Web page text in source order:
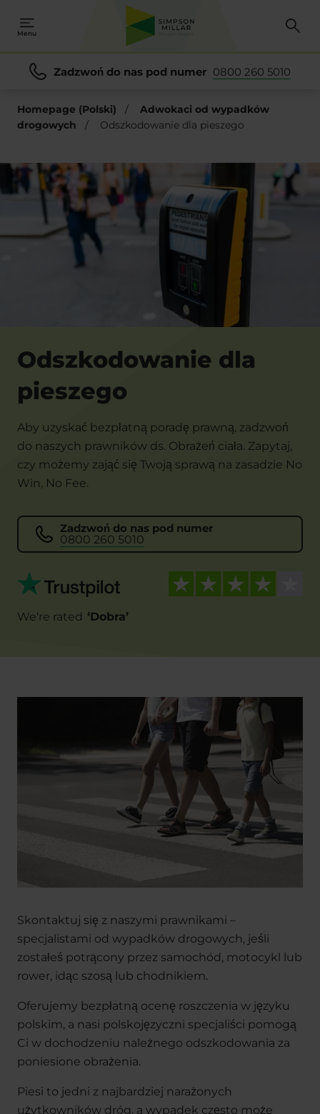
Menu
Zadzwoń do nas pod numer 0800 260 5010
Homepage (Polski) /
Adwokaci od wypadków
drogowych
/ Odszkodowanie dla pieszego
Odszkodowanie dla
pieszego
Aby uzyskać bezpłatną poradę prawną, zadzwoń
do naszych prawników ds. Obrażeń ciała. Zapytaj,
czy możemy zająć się Twoją sprawą na zasadzie No
Win, No Fee.
Zadzwoń do nas pod numer
0800 260 5010
We're rated ‘Dobra’
Skontaktuj się z naszymi prawnikami –
specjalistami od wypadków drogowych, jeśli
zostałeś potrącony przez samochód, motocykl lub
rower, idąc szosą lub chodnikiem.
Oferujemy bezpłatną ocenę roszczenia w języku
polskim, a nasi polskojęzyczni specjaliści pomogą
Ci w dochodzeniu należnego odszkodowania za
poniesione obrażenia.
Piesi to jedni z najbardziej narażonych
użytkowników dróg, a wypadek często może